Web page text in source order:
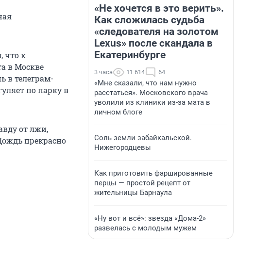
что к
в Москве
в телеграм-
по парку в
от лжи,
прекрасно
«Не хочется в это верить».
Как сложилась судьба
«следователя на золотом
Lexus» после скандала в
Екатеринбурге
3 часа 11 614 64
«Мне сказали, что нам нужно
расстаться». Московского врача
уволили из клиники из-за мата в
личном блоге
Соль земли забайкальской.
Нижегородцевы
Как приготовить фаршированные
перцы — простой рецепт от
жительницы Барнаула
«Ну вот и всё»: звезда «Дома-2»
развелась с молодым мужем